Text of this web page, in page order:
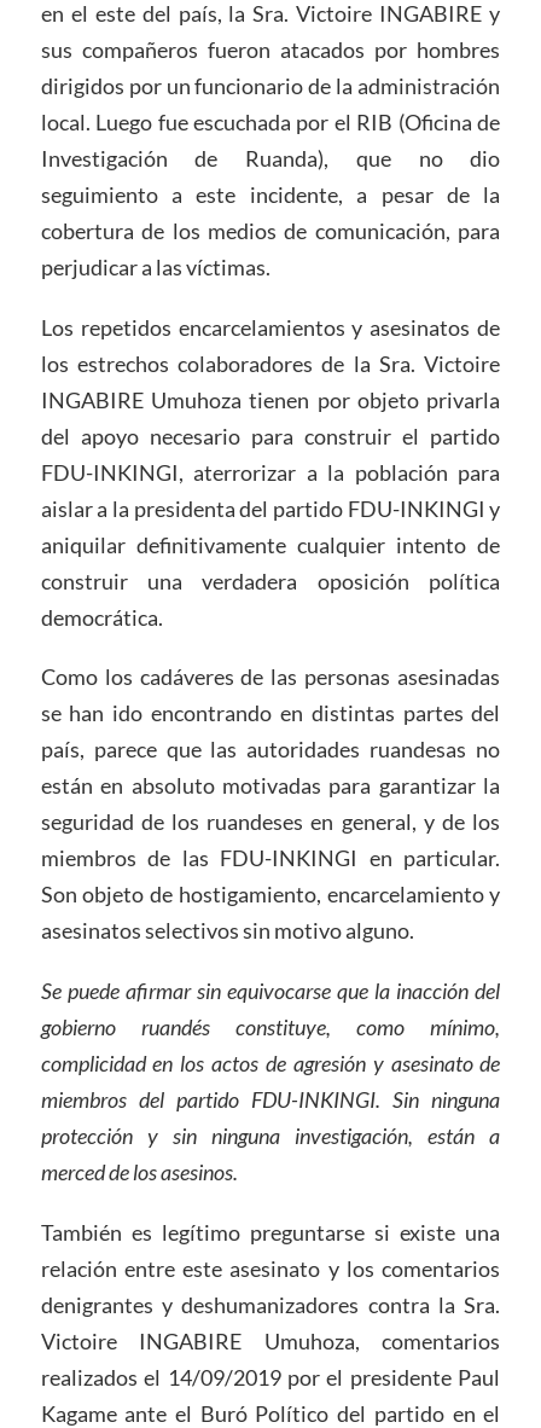
en el este del país, la Sra. Victoire INGABIRE y
sus compañeros fueron atacados por hombres
dirigidos por un funcionario de la administración
local. Luego fue escuchada por el RIB (Oficina de
Investigación de Ruanda), que no dio
seguimiento a este incidente, a pesar de la
cobertura de los medios de comunicación, para
perjudicar a las víctimas.
Los repetidos encarcelamientos y asesinatos de
los estrechos colaboradores de la Sra. Victoire
INGABIRE Umuhoza tienen por objeto privarla
del apoyo necesario para construir el partido
FDU-INKINGI, aterrorizar a la población para
aislar a la presidenta del partido FDU-INKINGI y
aniquilar definitivamente cualquier intento de
construir una verdadera oposición política
democrática.
Como los cadáveres de las personas asesinadas
se han ido encontrando en distintas partes del
país, parece que las autoridades ruandesas no
están en absoluto motivadas para garantizar la
seguridad de los ruandeses en general, y de los
miembros de las FDU-INKINGI en particular.
Son objeto de hostigamiento, encarcelamiento y
asesinatos selectivos sin motivo alguno.
Se puede afirmar sin equivocarse que la inacción del
gobierno ruandés constituye, como mínimo,
complicidad en los actos de agresión y asesinato de
miembros del partido FDU-INKINGI. Sin ninguna
protección y sin ninguna investigación, están a
merced de los asesinos.
También es legítimo preguntarse si existe una
relación entre este asesinato y los comentarios
denigrantes y deshumanizadores contra la Sra.
Victoire INGABIRE Umuhoza, comentarios
realizados el 14/09/2019 por el presidente Paul
Kagame ante el Buró Político del partido en el